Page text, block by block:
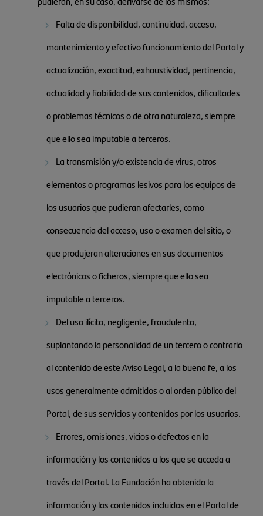
Falta de disponibilidad, continuidad, acceso,
mantenimiento y efectivo funcionamiento del Portal y
actualización, exactitud, exhaustividad, pertinencia,
actualidad y fiabilidad de sus contenidos, dificultades
o problemas técnicos o de otra naturaleza, siempre
que ello sea imputable a terceros.
La transmisión y/o existencia de virus, otros
elementos o programas lesivos para los equipos de
los usuarios que pudieran afectarles, como
consecuencia del acceso, uso o examen del sitio, o
que produjeran alteraciones en sus documentos
electrónicos o ficheros, siempre que ello sea
imputable a terceros.
Del uso ilícito, negligente, fraudulento,
suplantando la personalidad de un tercero o contrario
al contenido de este Aviso Legal, a la buena fe, a los
usos generalmente admitidos o al orden público del
Portal, de sus servicios y contenidos por los usuarios.
Errores, omisiones, vicios o defectos en la
información y los contenidos a los que se acceda a
través del Portal. La Fundación ha obtenido la
información y los contenidos incluidos en el Portal de